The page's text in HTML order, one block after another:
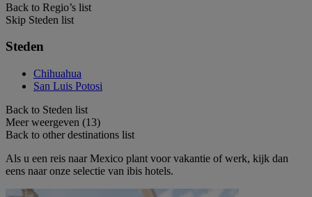
Back to Regio’s list
Skip Steden list
Steden
Chihuahua
San Luis Potosi
Back to Steden list
Meer weergeven (13)
Back to other destinations list
Als u een reis naar Mexico plant voor vakantie of werk, kijk dan
eens naar onze selectie van ibis hotels.